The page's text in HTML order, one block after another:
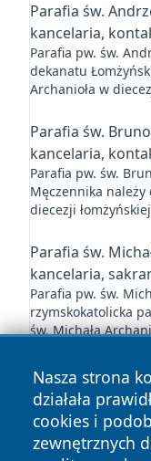
Parafia św.
kancelaria,
Parafia pw. św.
dekanatu
Archanioła w
Parafia św.
kancelaria,
Parafia pw. św.
Męczennika
diecezji
Parafia św.
kancelaria,
Parafia pw. św.
rzymskokatolicka
św. Michała
Nasza strona
działała
cookies i
zewnętrznych